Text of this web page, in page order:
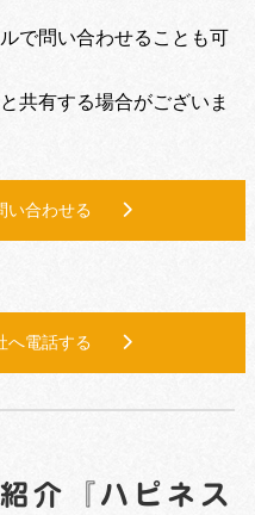
で問い合わせることも可
共有する場合がございま
い合わせる
へ電話する
介『ハピネス